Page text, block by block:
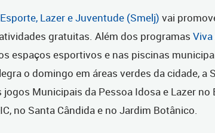
Lazer e Juventude (Smelj) vai
gratuitas. Além dos programas Viva
espaços esportivos e nas piscinas
o domingo em áreas verdes da cidade, a
Municipais da Pessoa Idosa e Lazer no
no Santa Cândida e no Jardim Botânico.